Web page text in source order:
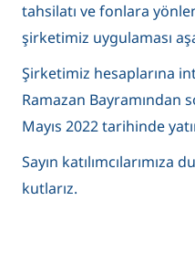
tahsilatı ve fonlara
şirketimiz uygulaması
Şirketimiz hesaplarına
Ramazan Bayramından
Mayıs 2022 tarihinde
Sayın katılımcılarımıza
kutlarız.